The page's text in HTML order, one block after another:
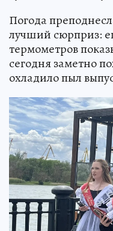
Погода
лучший сюрприз:
термометров
сегодня заметно
охладило пыл